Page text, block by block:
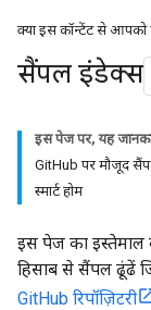
क्या इस कॉन्टेंट से आपको
सैंपल इंडेक्स
इस पेज पर, यह
GitHub पर मौजूद
स्मार्ट होम
इस पेज का
हिसाब से सैंपल ढूंढें
GitHub रिपॉज़िटरी